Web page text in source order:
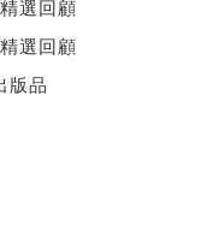
選回顧
選回顧
版品